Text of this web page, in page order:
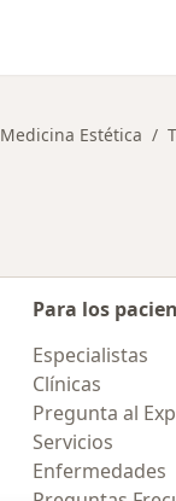
Medicina Estética
Para los
Especialistas
Clínicas
Pregunta al
Servicios
Enfermedades